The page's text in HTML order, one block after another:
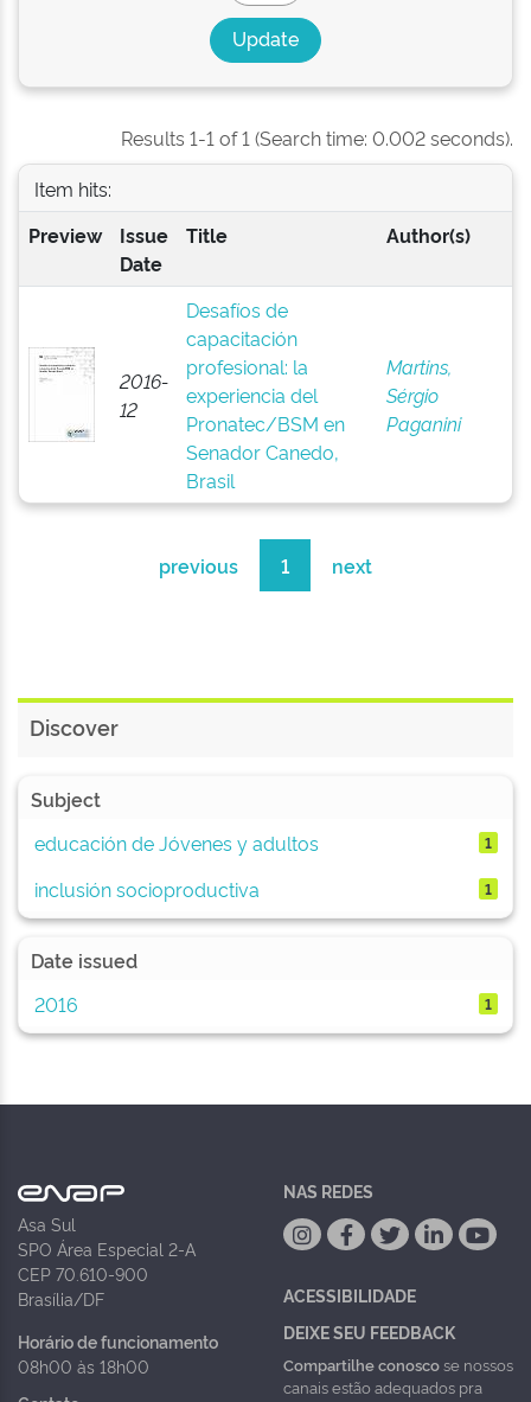
Results 1-1 of 1 (Search time: 0.002 seconds).
Item hits:
Preview
Issue
Date
Title Author(s)
2016-
12
Desafíos de
capacitación
profesional: la
experiencia del
Pronatec/BSM en
Senador Canedo,
Brasil
Martins,
Sérgio
Paganini
previous 1 next
Discover
Subject
educación de Jóvenes y adultos
1
inclusión socioproductiva 1
Date issued
2016
1
Asa Sul
SPO Área Especial 2-A
CEP 70.610-900
Brasília/DF
Horário de funcionamento
08h00 às 18h00
NAS REDES
ACESSIBILIDADE
DEIXE SEU FEEDBACK
Compartilhe conoscose nossos
canais estão adequados pra